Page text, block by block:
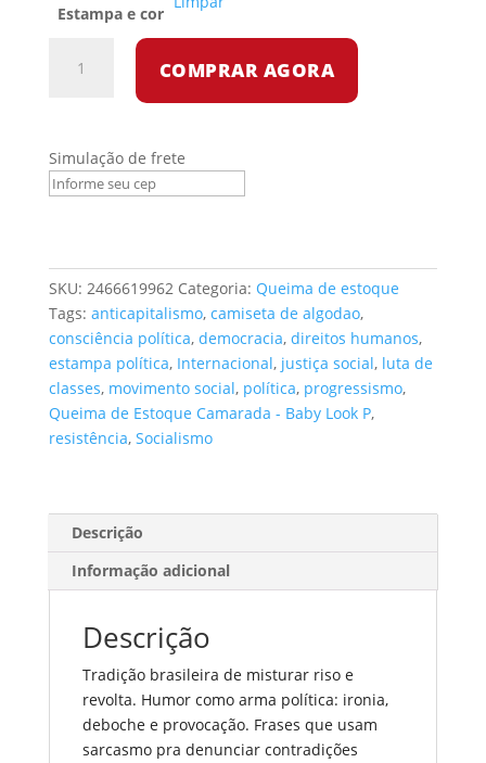
Estampa e cor
-
Baby
Look
COMPRAR AGORA
Simulação de frete
SKU: 2466619962 Categoria: Queima de estoque
Tags: anticapitalismo, camiseta de algodao,
consciência política, democracia, direitos humanos,
estampa política, Internacional, justiça social, luta de
classes, movimento social, política, progressismo,
Queima de Estoque Camarada - Baby Look P,
resistência, Socialismo
Descrição
Informação adicional
Descrição
Tradição brasileira de misturar riso e
revolta. Humor como arma política: ironia,
deboche e provocação. Frases que usam
sarcasmo pra denunciar contradições